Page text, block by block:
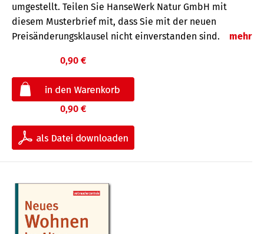
umgestellt. Teilen Sie HanseWerk Natur GmbH mit
diesem Musterbrief mit, dass Sie mit der neuen
Preisänderungsklausel nicht einverstanden sind.
mehr
0,90 €
0,90 €